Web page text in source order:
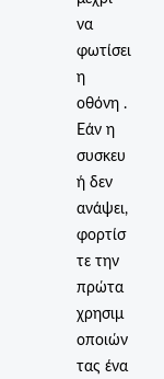
να
φωτίσει
η
οθόνη .
Εάν η
συσκευ
ή δεν
ανάψει,
φορτίσ
τε την
πρώτα
χρησιμ
οποιών
τας ένα